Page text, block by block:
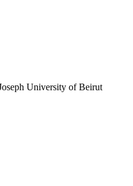
University of Beirut